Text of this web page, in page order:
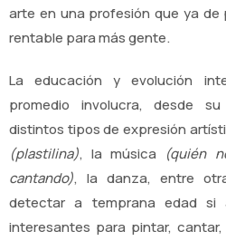
arte en una profesión que ya de
rentable para más gente.
La educación y evolución
promedio involucra, desde
distintos tipos de expresión
(plastilina), la música
(quién
cantando), la danza, entre
detectar a temprana edad si
interesantes para pintar,